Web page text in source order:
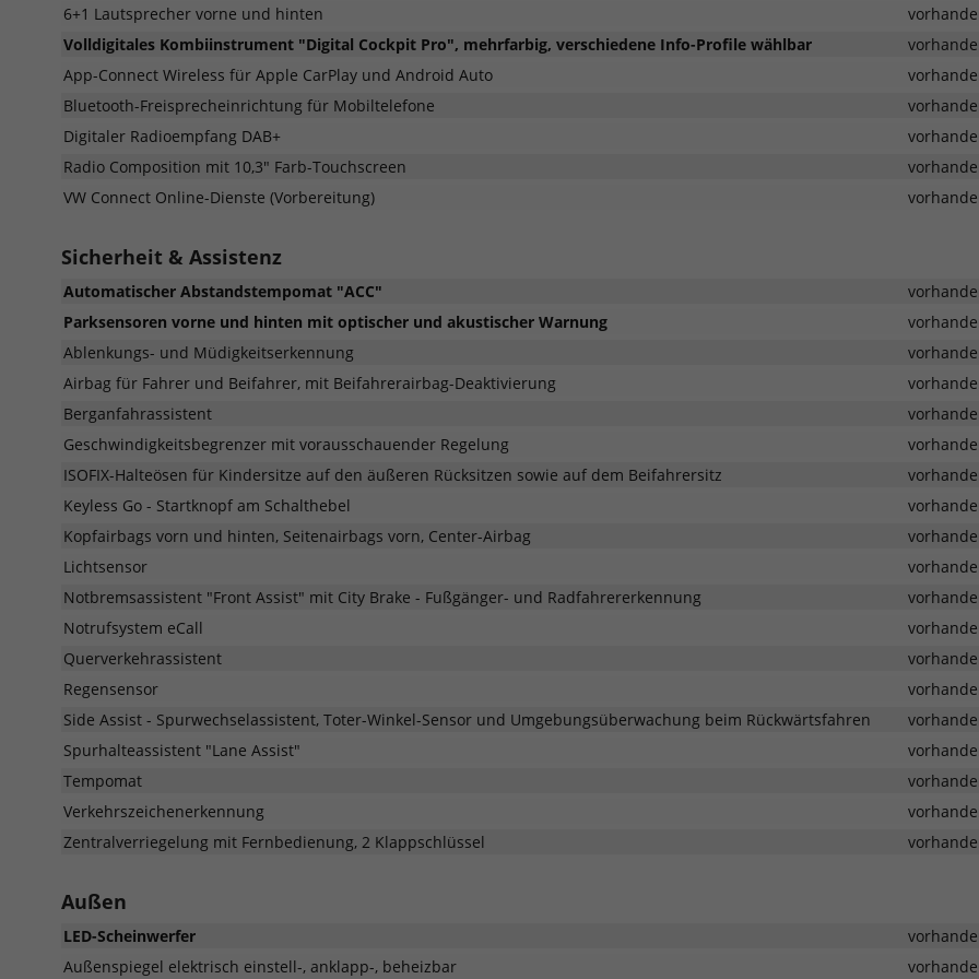
6+1 Lautsprecher vorne und hinten
Volldigitales Kombiinstrument "Digital Cockpit Pro", mehrfarbig, verschiedene Info-Profile wählbar
App-Connect Wireless für Apple CarPlay und Android Auto
Bluetooth-Freisprecheinrichtung für Mobiltelefone
Digitaler Radioempfang DAB+
Radio Composition mit 10,3" Farb-Touchscreen
VW Connect Online-Dienste (Vorbereitung)
Sicherheit & Assistenz
Automatischer Abstandstempomat "ACC"
Parksensoren vorne und hinten mit optischer und akustischer Warnung
Ablenkungs- und Müdigkeitserkennung
Airbag für Fahrer und Beifahrer, mit Beifahrerairbag-Deaktivierung
Berganfahrassistent
Geschwindigkeitsbegrenzer mit vorausschauender Regelung
ISOFIX-Halteösen für Kindersitze auf den äußeren Rücksitzen sowie auf dem Beifahrersitz
Keyless Go - Startknopf am Schalthebel
Kopfairbags vorn und hinten, Seitenairbags vorn, Center-Airbag
Lichtsensor
Notbremsassistent "Front Assist" mit City Brake - Fußgänger- und Radfahrererkennung
Notrufsystem eCall
Querverkehrassistent
Regensensor
Side Assist - Spurwechselassistent, Toter-Winkel-Sensor und Umgebungsüberwachung beim Rückwärtsfahren
Spurhalteassistent "Lane Assist"
Tempomat
Verkehrszeichenerkennung
Zentralverriegelung mit Fernbedienung, 2 Klappschlüssel
Außen
LED-Scheinwerfer
Außenspiegel elektrisch einstell-, anklapp-, beheizbar